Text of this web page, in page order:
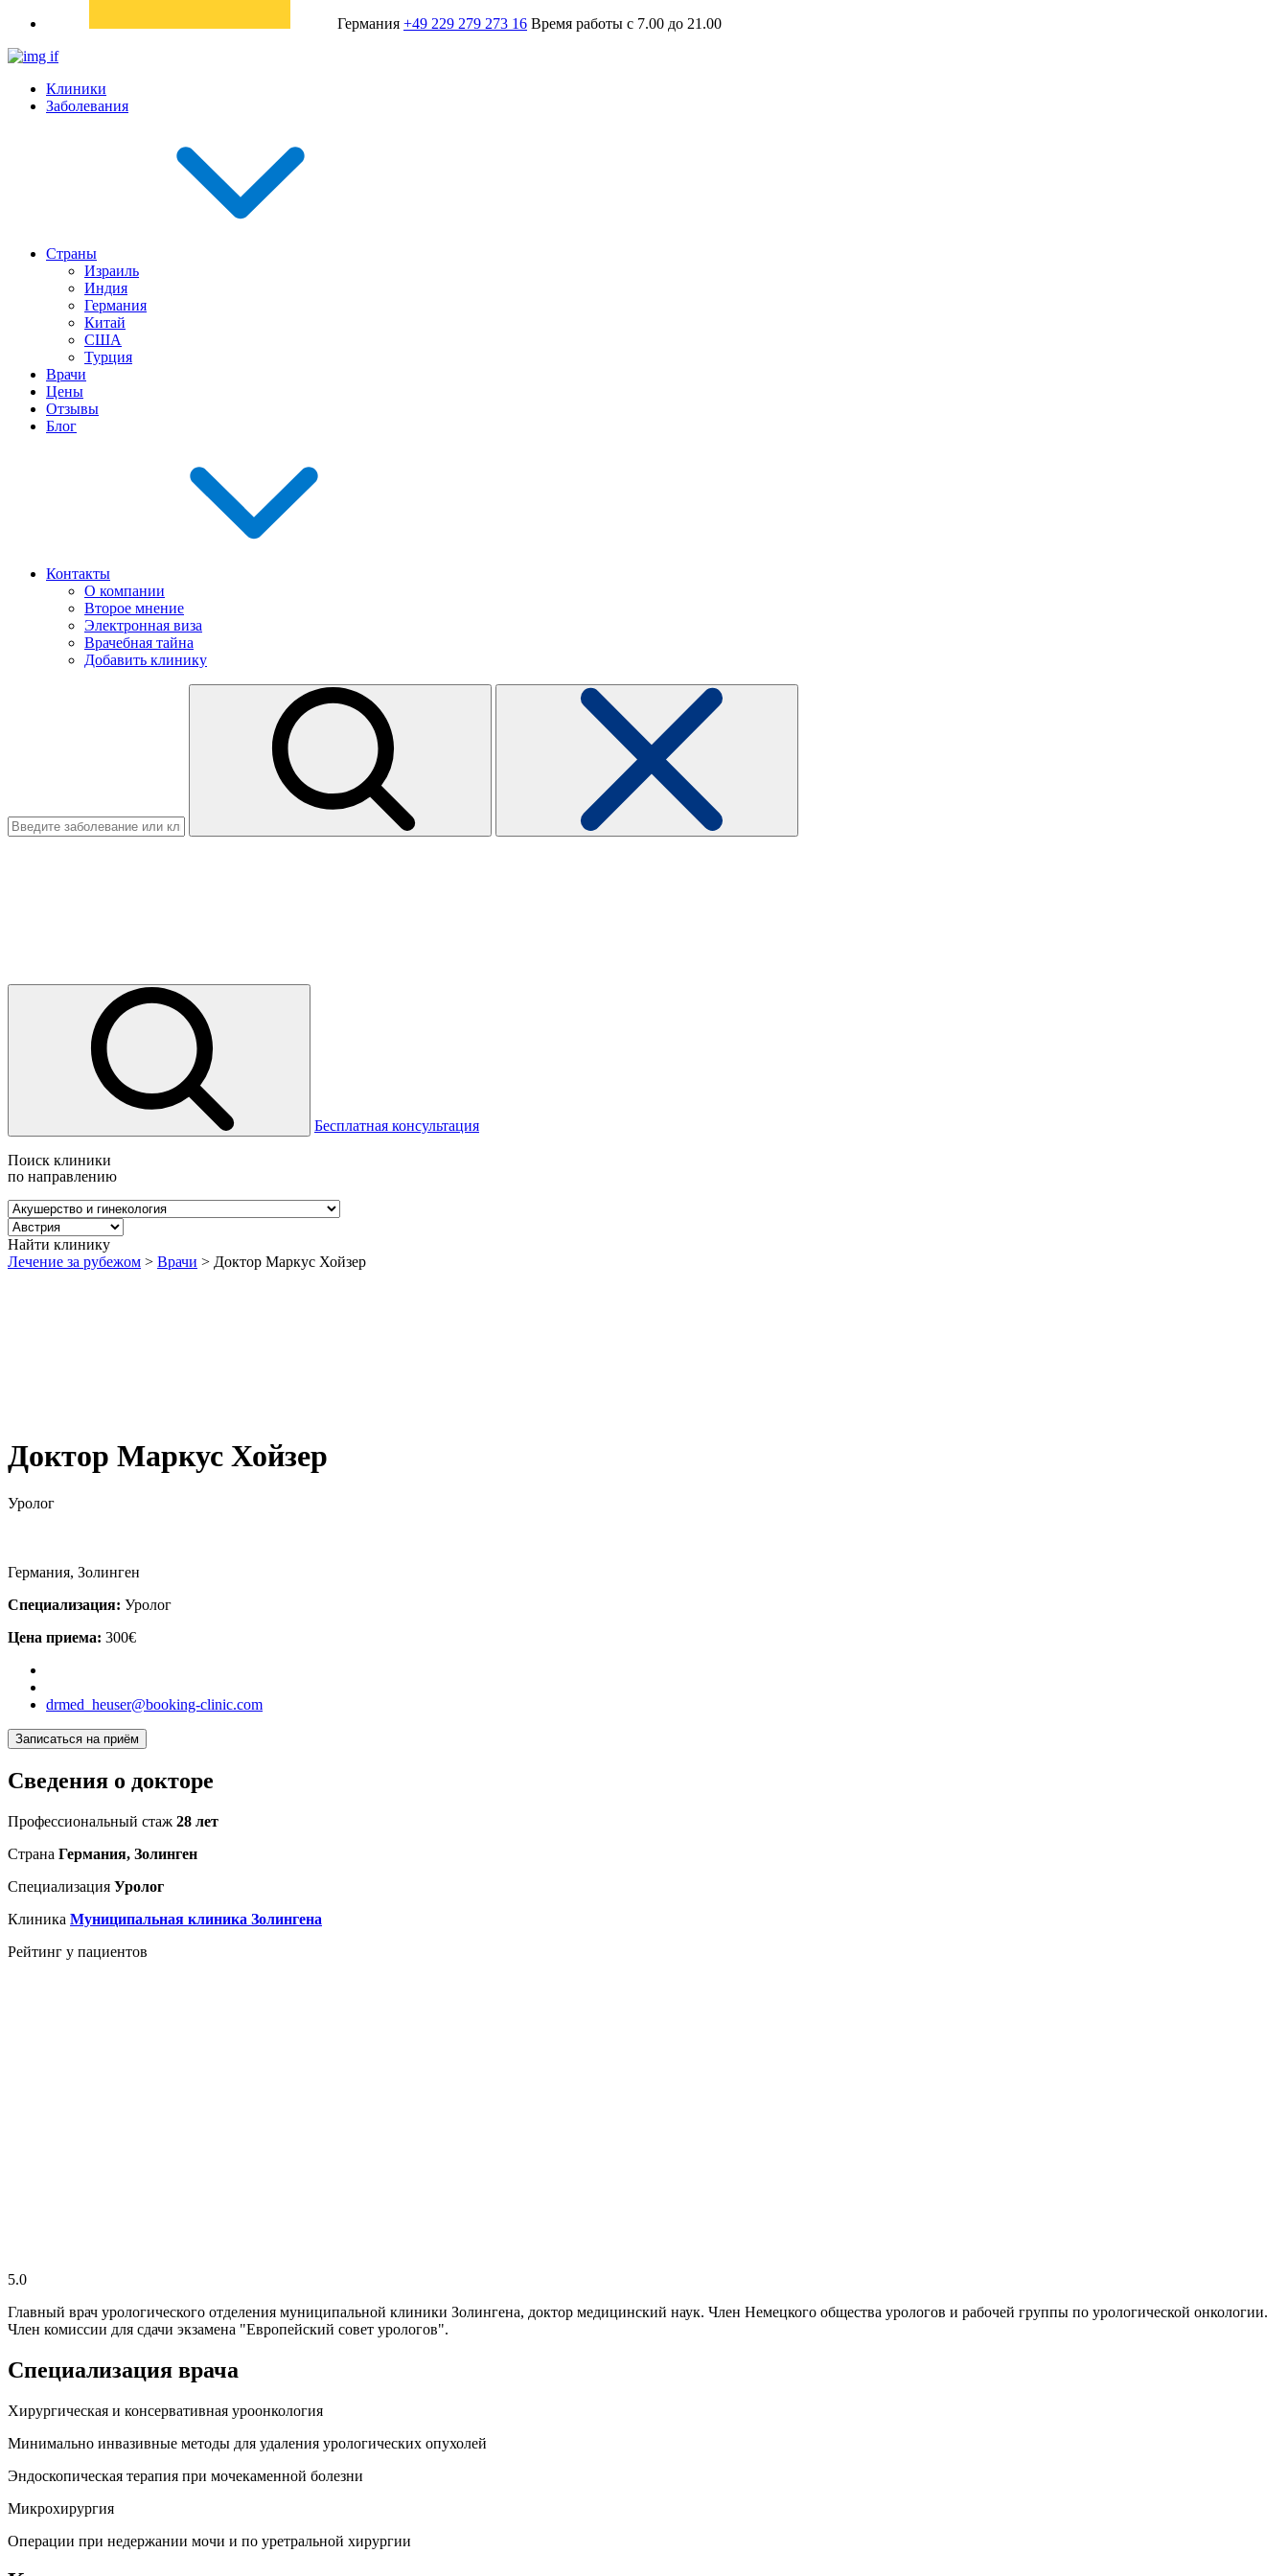
Германия +49 229 279 273 16 Время работы с 7.00 до 21.00
Клиники
Заболевания
Страны
Израиль
Индия
Германия
Китай
США
Турция
Врачи
Цены
Отзывы
Блог
Контакты
О компании
Второе мнение
Электронная виза
Врачебная тайна
Добавить клинику
Бесплатная консультация
Поиск клиники
по направлению
Найти клинику
Лечение за рубежом > Врачи > Доктор Маркус Хойзер
Доктор Маркус Хойзер
Уролог
Германия, Золинген
Специализация: Уролог
Цена приема: 300€
drmed_heuser@booking-clinic.com
Записаться на приём
Сведения о докторе
Профессиональный стаж 28 лет
Страна Германия, Золинген
Специализация Уролог
Клиника Муниципальная клиника Золингена
Рейтинг у пациентов
5.0
Главный врач урологического отделения муниципальной клиники Золингена, доктор медицинский наук. Член Немецкого общества урологов и рабочей группы по урологической онкологии.
Член комиссии для сдачи экзамена "Европейский совет урологов".
Специализация врача
Хирургическая и консервативная уроонкология
Минимально инвазивные методы для удаления урологических опухолей
Эндоскопическая терапия при мочекаменной болезни
Микрохирургия
Операции при недержании мочи и по уретральной хирургии